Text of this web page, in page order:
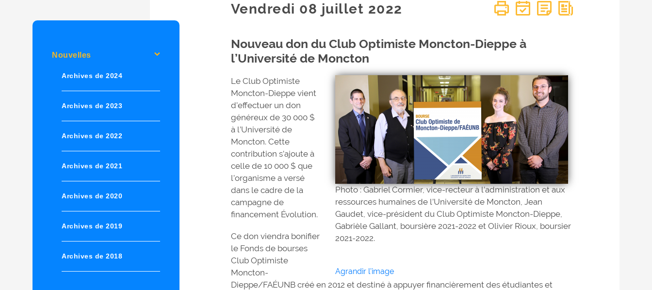
Nouvelles
Archives de 2024
Archives de 2023
Archives de 2022
Archives de 2021
Archives de 2020
Archives de 2019
Archives de 2018
Vendredi 08 juillet 2022
Nouveau don du Club Optimiste Moncton-Dieppe à
l’Université de Moncton
Photo : Gabriel Cormier, vice-recteur à l’administration et aux
ressources humaines de l’Université de Moncton, Jean
Gaudet, vice-président du Club Optimiste Moncton-Dieppe,
Gabrièle Gallant, boursière 2021-2022 et Olivier Rioux, boursier
2021-2022.
Agrandir l'image
Le Club Optimiste
Moncton-Dieppe vient
d’effectuer un don
généreux de 30 000 $
à l’Université de
Moncton. Cette
contribution s’ajoute à
celle de 10 000 $ que
l’organisme a versé
dans le cadre de la
campagne de
financement Évolution.
Ce don viendra bonifier
le Fonds de bourses
Club Optimiste
Moncton-
Dieppe/FAÉUNB créé en 2012 et destiné à appuyer financièrement des étudiantes et